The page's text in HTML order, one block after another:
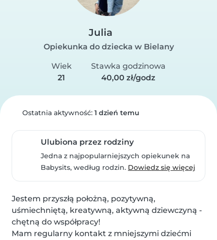
Julia
Opiekunka do dziecka w Bielany
Wiek
21
Stawka godzinowa
40,00 zł/godz
Ostatnia aktywność: 1 dzień temu
Ulubiona przez rodziny
Jedna z najpopularniejszych opiekunek na
Babysits, według rodzin. Dowiedz się więcej
Jestem przyszłą położną, pozytywną,
uśmiechniętą, kreatywną, aktywną dziewczyną -
chętną do współpracy!
Mam regularny kontakt z mniejszymi dziećmi